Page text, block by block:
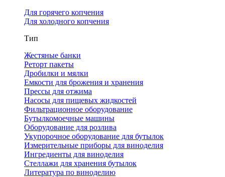
Для горячего копчения
Для холодного копчения
Тип
Жестяные банки
Реторт пакеты
Дробилки и мялки
Емкости для брожения и хранения
Прессы для отжима
Насосы для пищевых жидкостей
Фильтрационное оборудование
Бутылкомоечные машины
Оборудование для розлива
Укупорочное оборудование для бутылок
Измерительные приборы для виноделия
Ингредиенты для виноделия
Стеллажи для хранения бутылок
Литература по виноделию